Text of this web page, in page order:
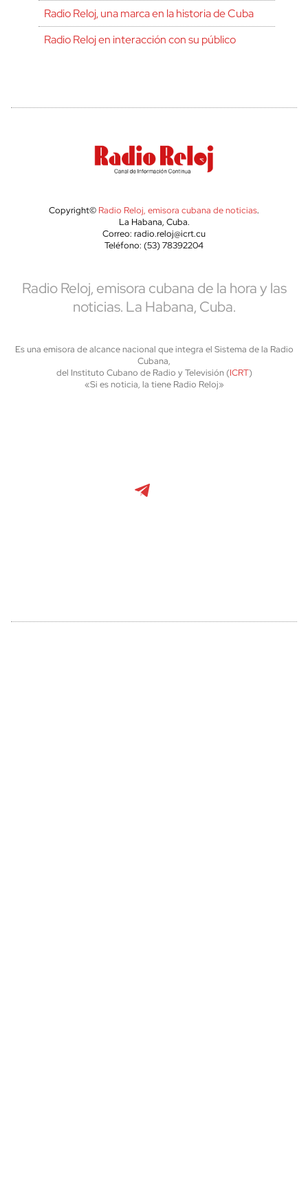
Radio Reloj, una marca en la historia de Cuba
Radio Reloj en interacción con su público
Copyright© Radio Reloj, emisora cubana de noticias.
La Habana, Cuba.
Correo: radio.reloj@icrt.cu
Teléfono: (53) 78392204
Radio Reloj, emisora cubana de la hora y las
noticias. La Habana, Cuba.
Es una emisora de alcance nacional que integra el Sistema de la Radio
Cubana,
del Instituto Cubano de Radio y Televisión (ICRT)
«Si es noticia, la tiene Radio Reloj»